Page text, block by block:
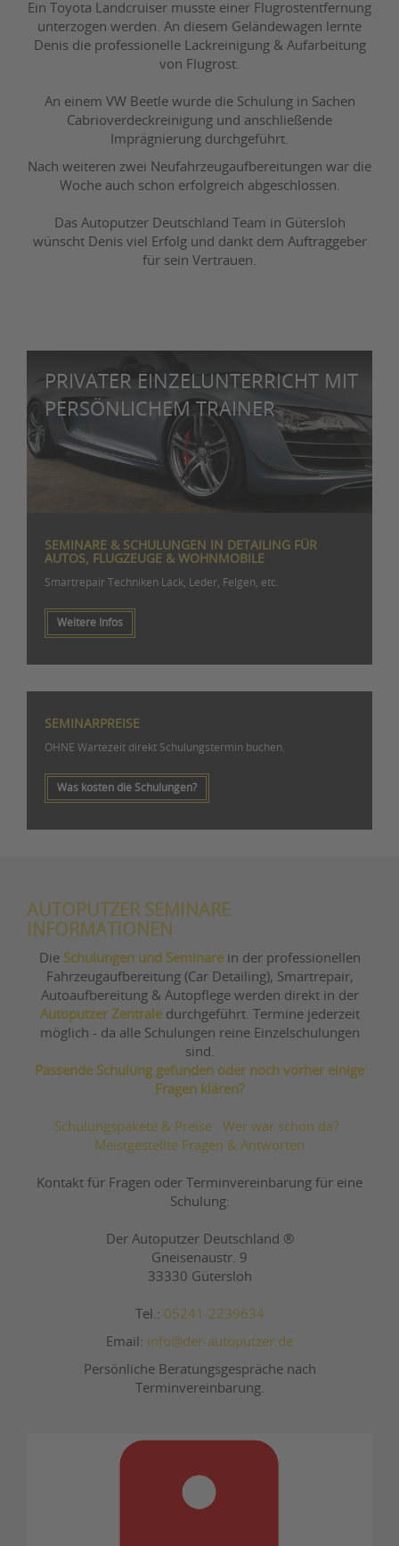
Ein Toyota Landcruiser musste einer Flugrostentfernung
unterzogen werden. An diesem Geländewagen lernte
Denis die professionelle Lackreinigung & Aufarbeitung
von Flugrost.
An einem VW Beetle wurde die Schulung in Sachen
Cabrioverdeckreinigung und anschließende
Imprägnierung durchgeführt.
Nach weiteren zwei Neufahrzeugaufbereitungen war die
Woche auch schon erfolgreich abgeschlossen.
Das Autoputzer Deutschland Team in Gütersloh
wünscht Denis viel Erfolg und dankt dem Auftraggeber
für sein Vertrauen.
PRIVATER EINZELUNTERRICHT MIT
PERSÖNLICHEM TRAINER
SEMINARE & SCHULUNGEN IN DETAILING FÜR
AUTOS, FLUGZEUGE & WOHNMOBILE
Smartrepair Techniken Lack, Leder, Felgen, etc.
Weitere Infos
SEMINARPREISE
OHNE Wartezeit direkt Schulungstermin buchen.
Was kosten die Schulungen?
AUTOPUTZER SEMINARE
INFORMATIONEN
Die Schulungen und Seminarein der professionellen
Fahrzeugaufbereitung (Car Detailing), Smartrepair,
Autoaufbereitung & Autopflege werden direkt in der
Autoputzer Zentraledurchgeführt. Termine jederzeit
möglich - da alle Schulungen reine Einzelschulungen
sind.
Passende Schulung gefunden oder noch vorher einige
Fragen klären?
Schulungspakete & Preise
Wer war schon da?
Meistgestellte Fragen & Antworten
Kontakt für Fragen oder Terminvereinbarung für eine
Schulung:
Der Autoputzer Deutschland ®
Gneisenaustr. 9
33330 Gütersloh
Tel.: 05241-2239634
Email: info@der-autoputzer.de
Persönliche Beratungsgespräche nach
Terminvereinbarung.